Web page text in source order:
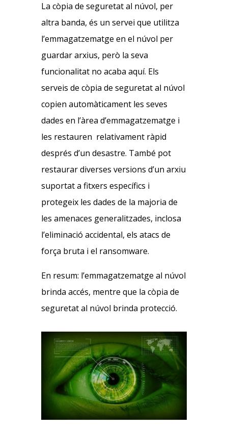
La còpia de seguretat al núvol, per
altra banda, és un servei que utilitza
l’emmagatzematge en el núvol per
guardar arxius, però la seva
funcionalitat no acaba aquí. Els
serveis de còpia de seguretat al núvol
copien automàticament les seves
dades en l’àrea d’emmagatzematge i
les restauren relativament ràpid
després d’un desastre. També pot
restaurar diverses versions d’un arxiu
suportat a fitxers específics i
protegeix les dades de la majoria de
les amenaces generalitzades, inclosa
l’eliminació accidental, els atacs de
força bruta i el ransomware.
En resum: l’emmagatzematge al núvol
brinda accés, mentre que la còpia de
seguretat al núvol brinda protecció.